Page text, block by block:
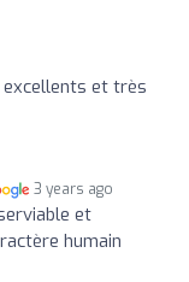
et très
3 years ago
et
humain